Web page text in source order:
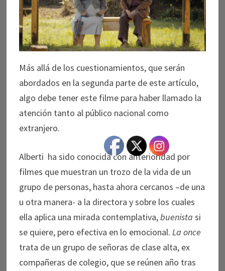
Más allá de los cuestionamientos, que serán
abordados en la segunda parte de este artículo,
algo debe tener este filme para haber llamado la
atención tanto al público nacional como
extranjero.
Alberti ha sido conocida con anterioridad por
filmes que muestran un trozo de la vida de un
grupo de personas, hasta ahora cercanos –de una
u otra manera- a la directora y sobre los cuales
ella aplica una mirada contemplativa,buenista si
se quiere, pero efectiva en lo emocional. La once
trata de un grupo de señoras de clase alta, ex
compañeras de colegio, que se reúnen año tras